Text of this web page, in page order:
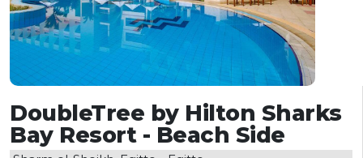
DoubleTree by Hilton Sharks
Bay Resort - Beach Side